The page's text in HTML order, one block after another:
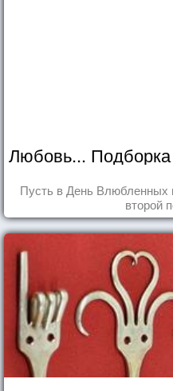
Любовь...
Пусть в День Влюбленных
второй